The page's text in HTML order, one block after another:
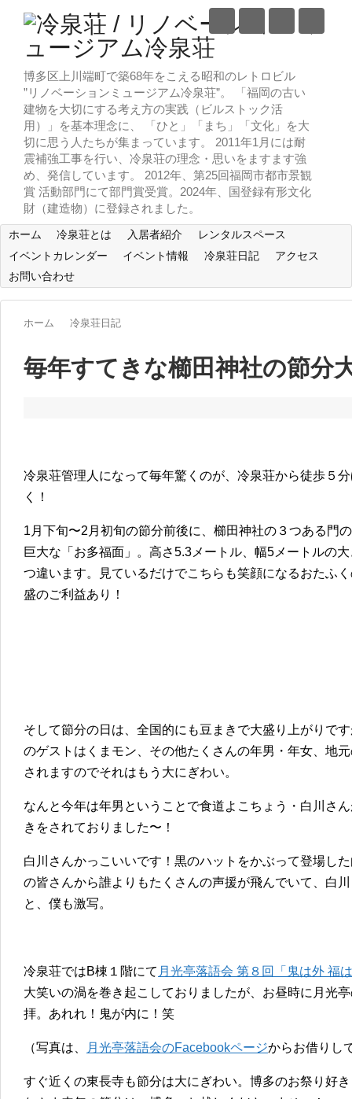
博多区上川端町で築68年をこえる昭和のレトロビル
”リノベーションミュージアム冷泉荘”。 「福岡の古い
建物を大切にする考え方の実践（ビルストック活
用）」を基本理念に、 「ひと」「まち」「文化」を大
切に思う人たちが集まっています。 2011年1月には耐
震補強工事を行い、冷泉荘の理念・思いをますます強
め、発信しています。 2012年、第25回福岡市都市景観
賞 活動部門にて部門賞受賞。2024年、国登録有形文化
財（建造物）に登録されました。
ホーム 冷泉荘とは 入居者紹介
レンタルスペース
イベントカレンダー
イベント情報 冷泉荘日記
アクセス
お問い合わせ
ホーム 冷泉荘日記
毎年すてきな櫛田神社の節分
冷泉荘管理人になって毎年驚くのが、冷泉荘から徒歩５
く！
1月下旬〜2月初旬の節分前後に、櫛田神社の３つある門
巨大な「お多福面」。高さ5.3メートル、幅5メートルの
つ違います。見ているだけでこちらも笑顔になるおたふ
盛のご利益あり！
そして節分の日は、全国的にも豆まきで大盛り上がりで
のゲストはくまモン、その他たくさんの年男・年女、地
されますのでそれはもう大にぎわい。
なんと今年は年男ということで食道よこちょう・白川さ
きをされておりました〜！
白川さんかっこいいです！黒のハットをかぶって登場し
の皆さんから誰よりもたくさんの声援が飛んでいて、白
と、僕も激写。
冷泉荘ではB棟１階にて 月光亭落語会 第８回「鬼は外 福
大笑いの渦を巻き起こしておりましたが、お昼時に月光
拝。あれれ！鬼が内に！笑
（写真は、 月光亭落語会のFacebookページからお借りし
すぐ近くの東長寺も節分は大にぎわい。博多のお祭り好